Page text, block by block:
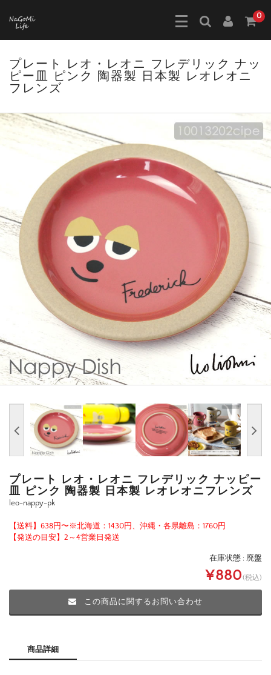
0
プレート レオ・レオニ フレデリック ナッ
ピー皿 ピンク 陶器製 日本製 レオレオニ
フレンズ
プレート レオ・レオニ フレデリック ナッピー
皿 ピンク 陶器製 日本製 レオレオニフレンズ
leo-nappy-pk
【送料】638円〜※北海道：1430円、沖縄・各県離島：1760円
【発送の目安】2～4営業日発送
在庫状態 : 廃盤
¥880(税込)
この商品に関するお問い合わせ
商品詳細